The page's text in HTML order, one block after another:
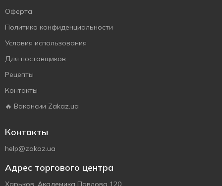
Оферта
Политика конфиденциальности
Условия использования
Для поставщиков
Рецепты
Контакты
🔥 Вакансии Zakaz.ua
Контакты
help@zakaz.ua
Адрес торгового центра
Харьков, Академика Павлова 120